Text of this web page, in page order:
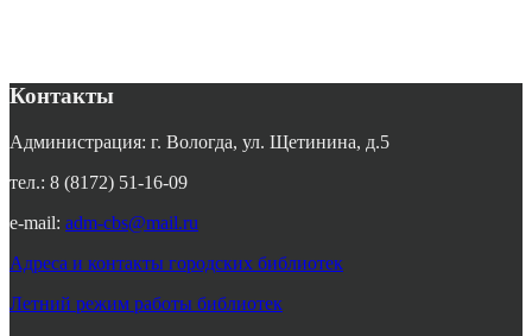
Контакты
Администрация: г. Вологда, ул. Щетинина, д.5
тел.: 8 (8172) 51-16-09
e-mail: adm-cbs@mail.ru
Адреса и контакты городских библиотек
Летний режим работы библиотек